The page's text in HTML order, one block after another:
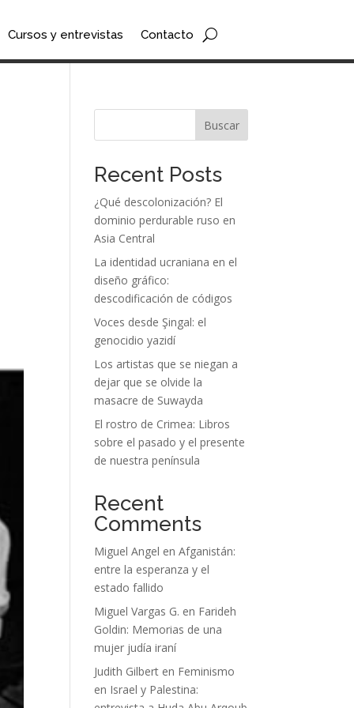
Cursos y entrevistas Contacto
Buscar
Recent Posts
¿Qué descolonización? El
dominio perdurable ruso en
Asia Central
La identidad ucraniana en el
diseño gráfico:
descodificación de códigos
Voces desde Şingal: el
genocidio yazidí
Los artistas que se niegan a
dejar que se olvide la
masacre de Suwayda
El rostro de Crimea: Libros
sobre el pasado y el presente
de nuestra península
Recent
Comments
Miguel Angel enAfganistán:
entre la esperanza y el
estado fallido
Miguel Vargas G. en Farideh
Goldin: Memorias de una
mujer judía iraní
Judith Gilbert en Feminismo
en Israel y Palestina: